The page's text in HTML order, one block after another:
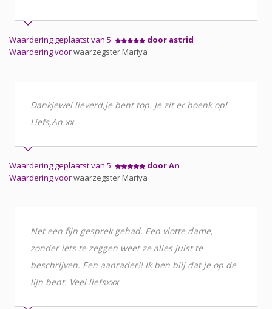
Waardering geplaatst van 5
door astrid
Waardering voorwaarzegster Mariya
Dankjewel lieverd,je bent top. Je zit er boenk op!
Liefs,An xx
Waardering geplaatst van 5
door An
Waardering voorwaarzegster Mariya
Net een fijn gesprek gehad. Een vlotte dame,
zonder iets te zeggen weet ze alles juist te
beschrijven. Een aanrader!! Ik ben blij dat je op de
lijn bent. Veel liefsxxx